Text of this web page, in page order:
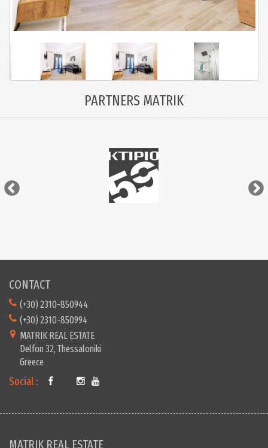
PARTNERS MATRIK
CONTACT
(+30) 2310-850944
(+30) 2310-850994
MATRIK REAL ESTATE
Delfon 32, Thessaloniki
Greece
Social :
MATRIK REAL ESTATE